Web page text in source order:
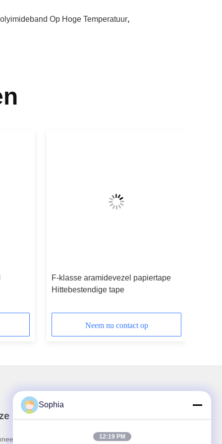
Op Hoge Temperatuur,
F-klasse aramidevezel papiertape
Hittebestendige tape
Neem nu contact op
nieuwsbrief
u op onze nieuwsbrief voor kortingen en
Sophia
12:19 PM